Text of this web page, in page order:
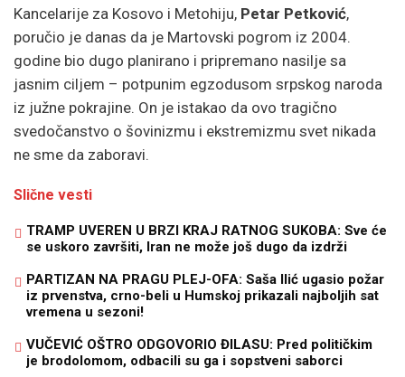
Kancelarije za Kosovo i Metohiju, Petar Petković,
poručio je danas da je Martovski pogrom iz 2004.
godine bio dugo planirano i pripremano nasilje sa
jasnim ciljem – potpunim egzodusom srpskog naroda
iz južne pokrajine. On je istakao da ovo tragično
svedočanstvo o šovinizmu i ekstremizmu svet nikada
ne sme da zaboravi.
Slične vesti
TRAMP UVEREN U BRZI KRAJ RATNOG SUKOBA: Sve će
se uskoro završiti, Iran ne može još dugo da izdrži
PARTIZAN NA PRAGU PLEJ-OFA: Saša Ilić ugasio požar
iz prvenstva, crno-beli u Humskoj prikazali najboljih sat
vremena u sezoni!
VUČEVIĆ OŠTRO ODGOVORIO ĐILASU: Pred političkim
je brodolomom, odbacili su ga i sopstveni saborci